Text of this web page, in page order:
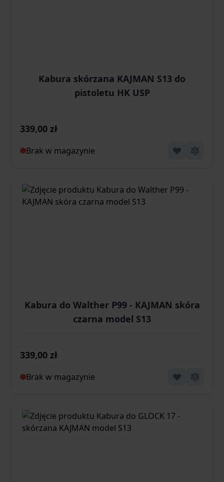
Kabura skórzana KAJMAN S13 do
pistoletu HK USP
339,00 zł
Brak w magazynie
Kabura do Walther P99 - KAJMAN skóra
czarna model S13
339,00 zł
Brak w magazynie